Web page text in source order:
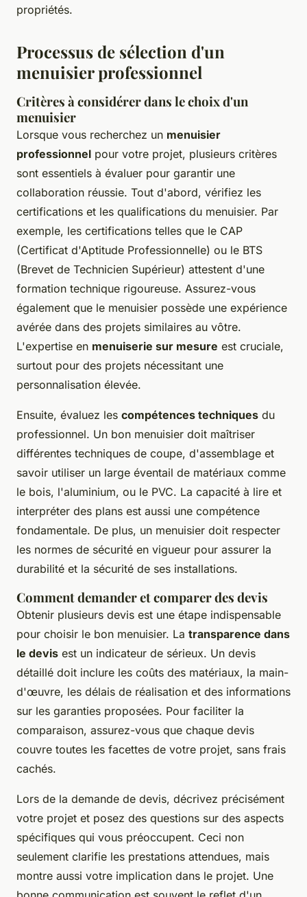
propriétés.
Processus de sélection d'un
menuisier professionnel
Critères à considérer dans le choix d'un
menuisier
Lorsque vous recherchez un menuisier
professionnel pour votre projet, plusieurs critères
sont essentiels à évaluer pour garantir une
collaboration réussie. Tout d'abord, vérifiez les
certifications et les qualifications du menuisier. Par
exemple, les certifications telles que le CAP
(Certificat d'Aptitude Professionnelle) ou le BTS
(Brevet de Technicien Supérieur) attestent d'une
formation technique rigoureuse. Assurez-vous
également que le menuisier possède une expérience
avérée dans des projets similaires au vôtre.
L'expertise en menuiserie sur mesure est cruciale,
surtout pour des projets nécessitant une
personnalisation élevée.
Ensuite, évaluez les compétences techniques du
professionnel. Un bon menuisier doit maîtriser
différentes techniques de coupe, d'assemblage et
savoir utiliser un large éventail de matériaux comme
le bois, l'aluminium, ou le PVC. La capacité à lire et
interpréter des plans est aussi une compétence
fondamentale. De plus, un menuisier doit respecter
les normes de sécurité en vigueur pour assurer la
durabilité et la sécurité de ses installations.
Comment demander et comparer des devis
Obtenir plusieurs devis est une étape indispensable
pour choisir le bon menuisier. La transparence dans
le devis est un indicateur de sérieux. Un devis
détaillé doit inclure les coûts des matériaux, la main-
d'œuvre, les délais de réalisation et des informations
sur les garanties proposées. Pour faciliter la
comparaison, assurez-vous que chaque devis
couvre toutes les facettes de votre projet, sans frais
cachés.
Lors de la demande de devis, décrivez précisément
votre projet et posez des questions sur des aspects
spécifiques qui vous préoccupent. Ceci non
seulement clarifie les prestations attendues, mais
montre aussi votre implication dans le projet. Une